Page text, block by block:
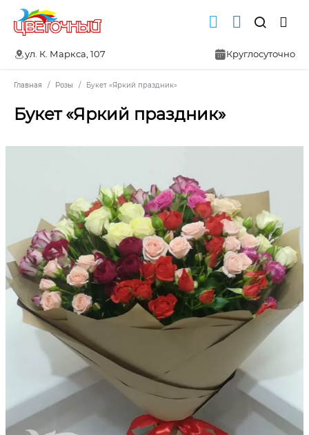
ул. К. Маркса, 107 Круглосуточно
Главная Розы Букет «Яркий праздник»
Букет «Яркий праздник»